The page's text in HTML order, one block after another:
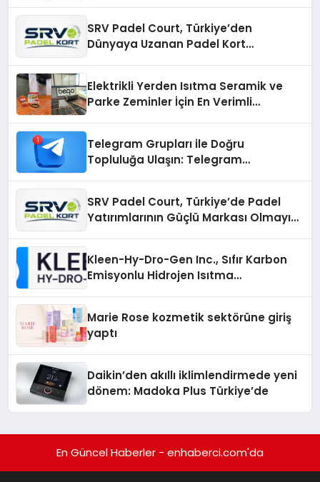
SRV Padel Court, Türkiye’den
Dünyaya Uzanan Padel Kort
Elektrikli Yerden Isıtma Seramik ve
Parke Zeminler İçin En Verimli
Telegram Grupları ile Doğru
Topluluğa Ulaşın: Telegram
SRV Padel Court, Türkiye’de Padel
Yatırımlarının Güçlü Markası Olmayı
Kleen-Hy-Dro-Gen Inc., Sıfır Karbon
Emisyonlu Hidrojen Isıtma
Marie Rose kozmetik sektörüne giriş
yaptı
Daikin’den akıllı iklimlendirmede yeni
dönem: Madoka Plus Türkiye’de
En Güncel Haberler - enhaberci.com'da